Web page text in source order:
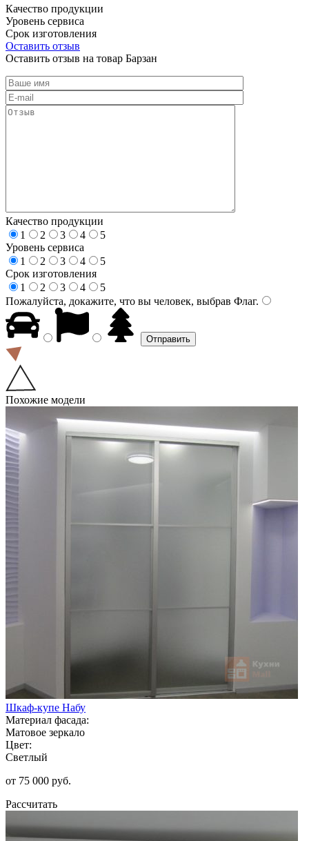
Качество продукции
Уровень сервиса
Срок изготовления
Оставить отзыв
Оставить отзыв на товар Барзан
Качество продукции
1
2 3 4
5
Уровень сервиса
1
2 3 4
5
Срок изготовления
1
2 3 4
5
Пожалуйста, докажите, что вы человек, выбрав Флаг.
Похожие модели
Шкаф-купе Набу
Материал фасада:
Матовое зеркало
Цвет:
Светлый
от 75 000 руб.
Рассчитать